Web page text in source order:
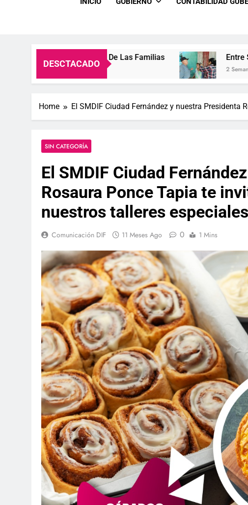
DESCTACADO
De Vida De Las Familias Entre Sonrisas Y
2 Semanas Ago
Home El SMDIF Ciudad Fernández y nuestra Presidenta
SIN CATEGORÍA
El SMDIF Ciudad
Rosaura Ponce Tapia te
nuestros talleres
Comunicación DIF 11 Meses Ago 0 1 Mins